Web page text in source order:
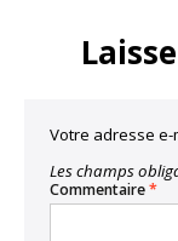
Votre adresse
Les champs
Commentaire*